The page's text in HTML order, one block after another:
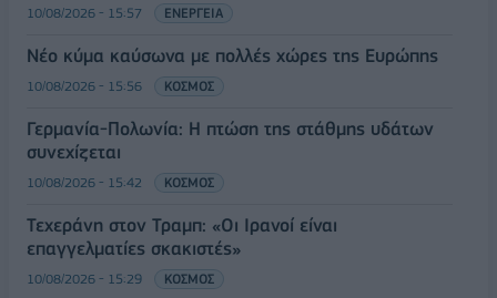
10/08/2026 - 15:57 ΕΝΕΡΓΕΙΑ
Νέο κύμα καύσωνα με πολλές χώρες της Ευρώπης
10/08/2026 - 15:56 ΚΟΣΜΟΣ
Γερμανία-Πολωνία: Η πτώση της στάθμης υδάτων
συνεχίζεται
10/08/2026 - 15:42 ΚΟΣΜΟΣ
Τεχεράνη στον Τραμπ: «Oι Ιρανοί είναι
επαγγελματίες σκακιστές»
10/08/2026 - 15:29 ΚΟΣΜΟΣ